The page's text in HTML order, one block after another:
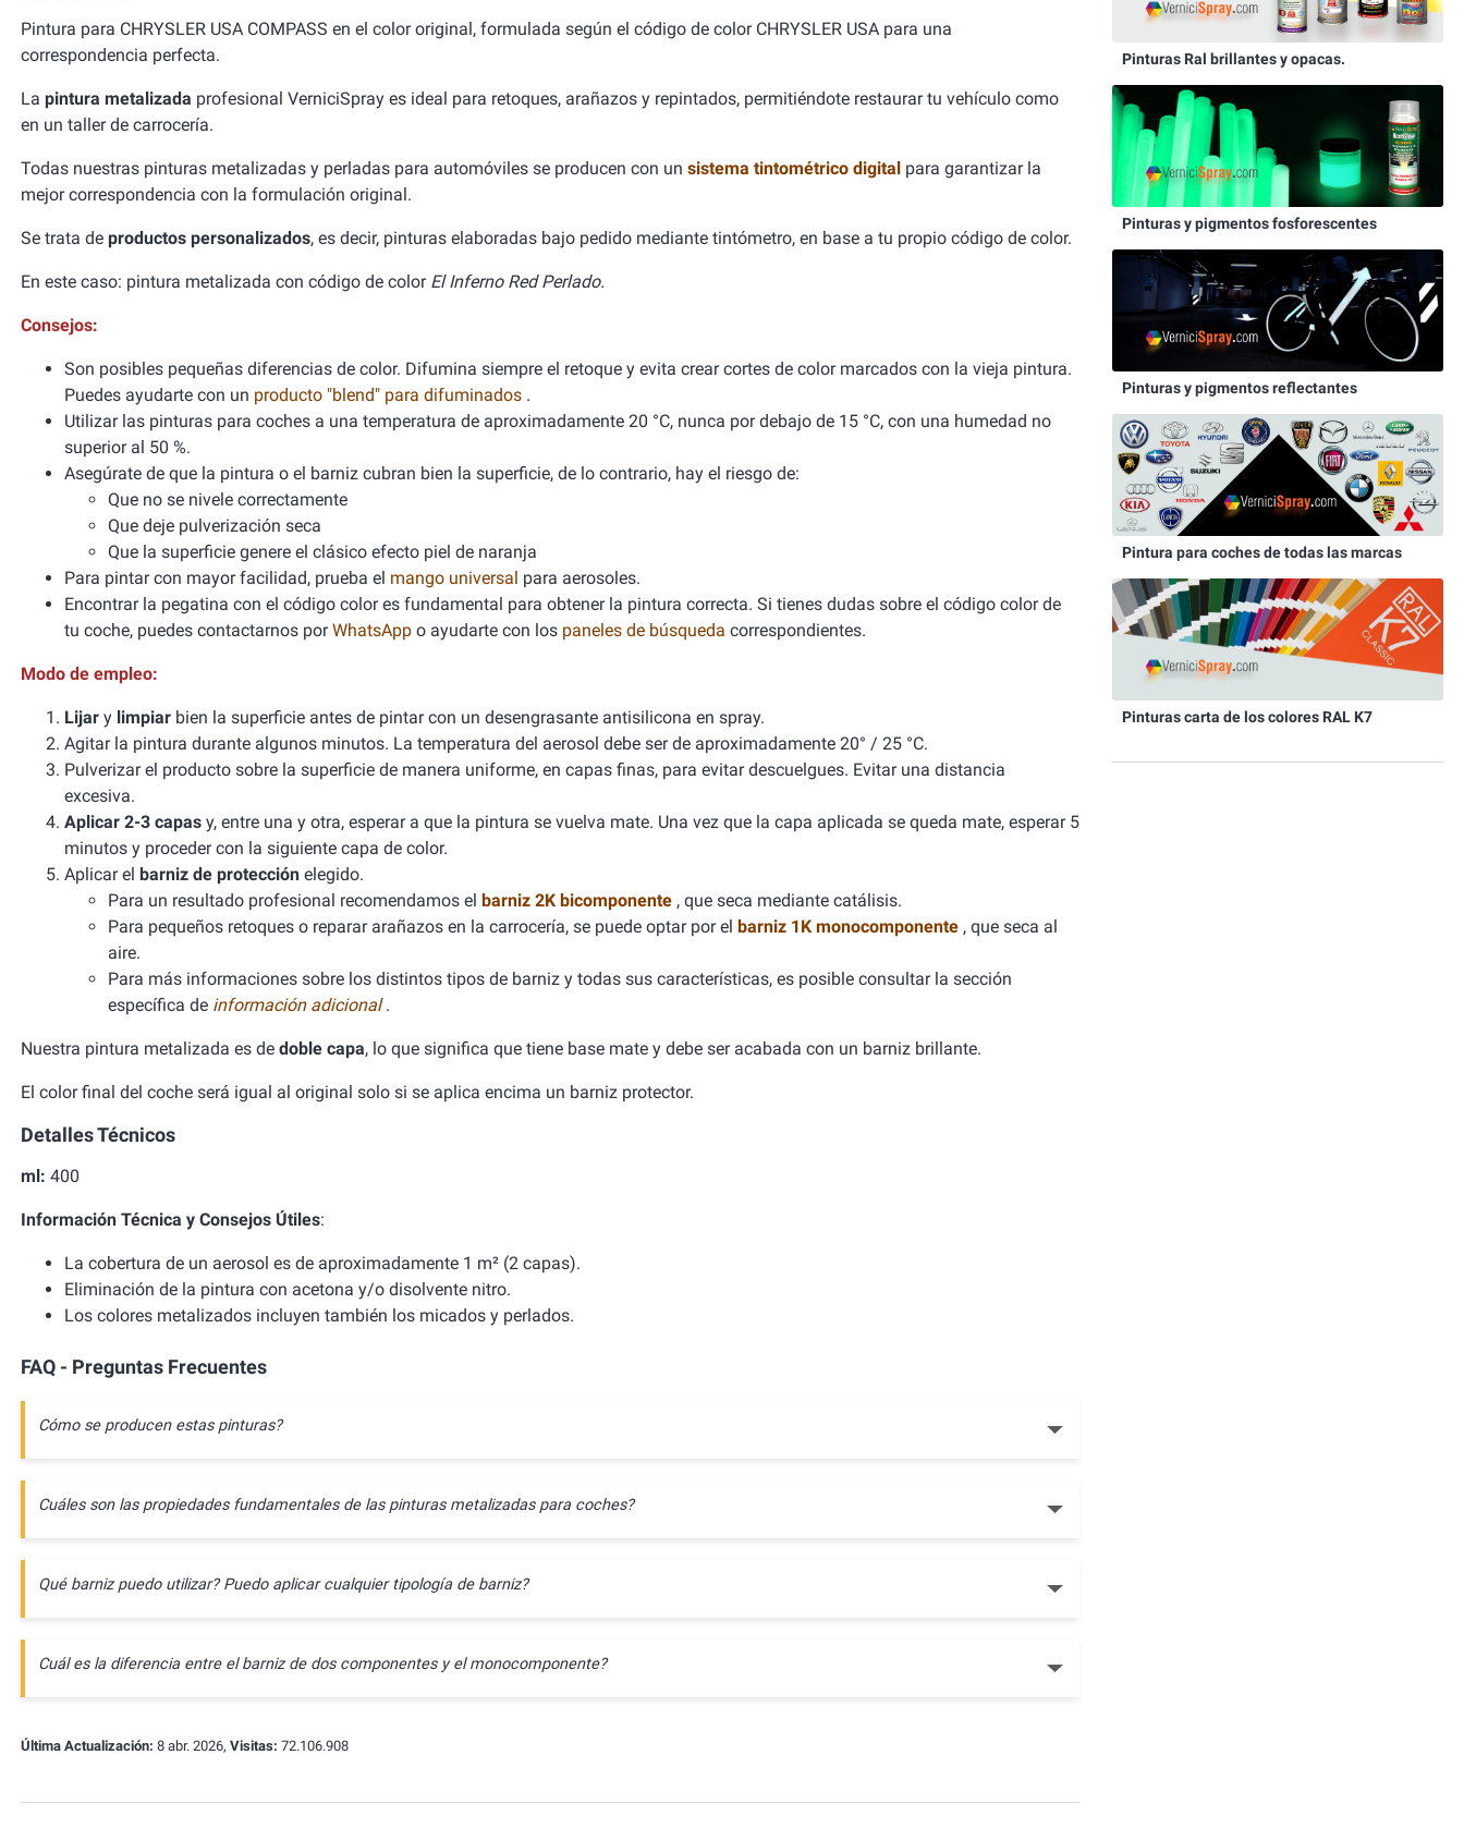
Pintura para CHRYSLER USA COMPASS en el color original, formulada según el código de color CHRYSLER USA para una
correspondencia perfecta.
La pintura metalizada profesional VerniciSpray es ideal para retoques, arañazos y repintados, permitiéndote restaurar tu vehículo como
en un taller de carrocería.
Todas nuestras pinturas metalizadas y perladas para automóviles se producen con un sistema tintométrico digital para garantizar la
mejor correspondencia con la formulación original.
Se trata de productos personalizados, es decir, pinturas elaboradas bajo pedido mediante tintómetro, en base a tu propio código de color.
En este caso: pintura metalizada con código de color El Inferno Red Perlado.
Consejos:
Son posibles pequeñas diferencias de color. Difumina siempre el retoque y evita crear cortes de color marcados con la vieja pintura.
Puedes ayudarte con un producto "blend" para difuminados .
Utilizar las pinturas para coches a una temperatura de aproximadamente 20 °C, nunca por debajo de 15 °C, con una humedad no
superior al 50 %.
Asegúrate de que la pintura o el barniz cubran bien la superficie, de lo contrario, hay el riesgo de:
Que no se nivele correctamente
Que deje pulverización seca
Que la superficie genere el clásico efecto piel de naranja
Para pintar con mayor facilidad, prueba el mango universal para aerosoles.
Encontrar la pegatina con el código color es fundamental para obtener la pintura correcta. Si tienes dudas sobre el código color de
tu coche, puedes contactarnos porWhatsApp o ayudarte con los paneles de búsqueda correspondientes.
Modo de empleo:
Lijar y limpiar bien la superficie antes de pintar con un desengrasante antisilicona en spray.
Agitar la pintura durante algunos minutos. La temperatura del aerosol debe ser de aproximadamente 20° / 25 °C.
Pulverizar el producto sobre la superficie de manera uniforme, en capas finas, para evitar descuelgues. Evitar una distancia
excesiva.
Aplicar 2-3 capas y, entre una y otra, esperar a que la pintura se vuelva mate. Una vez que la capa aplicada se queda mate, esperar 5
minutos y proceder con la siguiente capa de color.
Aplicar el barniz de protección elegido.
Para un resultado profesional recomendamos el barniz 2K bicomponente , que seca mediante catálisis.
Para pequeños retoques o reparar arañazos en la carrocería, se puede optar por el barniz 1K monocomponente , que seca al
aire.
Para más informaciones sobre los distintos tipos de barniz y todas sus características, es posible consultar la sección
específica de información adicional.
Nuestra pintura metalizada es de doble capa, lo que significa que tiene base mate y debe ser acabada con un barniz brillante.
El color final del coche será igual al original solo si se aplica encima un barniz protector.
Detalles Técnicos
ml: 400
Información Técnica y Consejos Útiles:
La cobertura de un aerosol es de aproximadamente 1 m² (2 capas).
Eliminación de la pintura con acetona y/o disolvente nitro.
Los colores metalizados incluyen también los micados y perlados.
FAQ - Preguntas Frecuentes
Cómo se producen estas pinturas?
Cuáles son las propiedades fundamentales de las pinturas metalizadas para coches?
Qué barniz puedo utilizar? Puedo aplicar cualquier tipología de barniz?
Cuál es la diferencia entre el barniz de dos componentes y el monocomponente?
Última Actualización: 8 abr. 2026, Visitas: 72.106.908
Pinturas Ral brillantes y opacas.
Pinturas y pigmentos fosforescentes
Pinturas y pigmentos reflectantes
Pintura para coches de todas las marcas
Pinturas carta de los colores RAL K7